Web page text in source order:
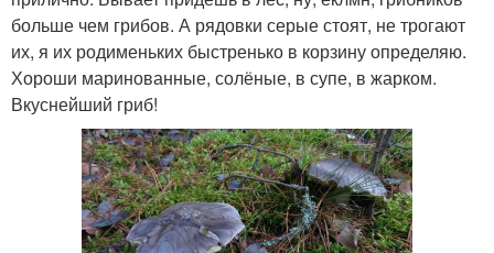
больше чем грибов. А рядовки серые стоят, не трогают
их, я их родименьких быстренько в корзину определяю.
Хороши маринованные, солёные, в супе, в жарком.
Вкуснейший гриб!